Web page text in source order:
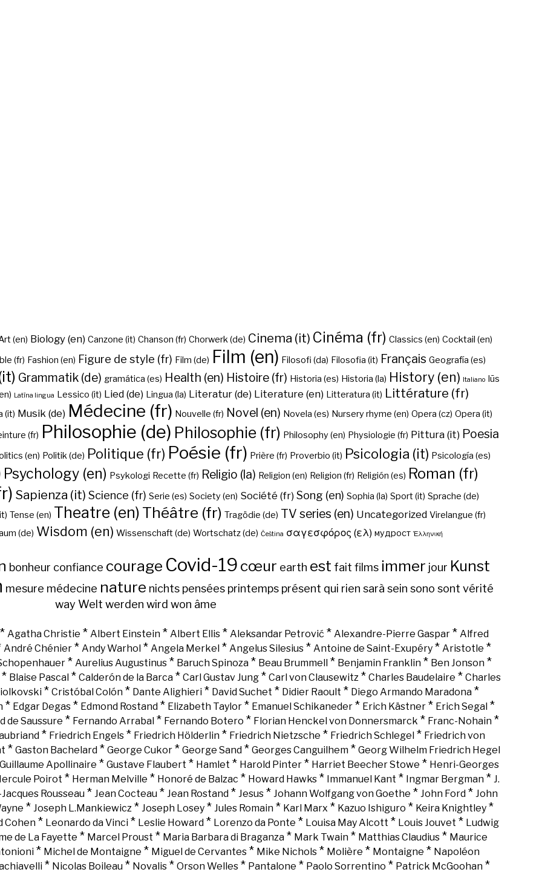
(en) Biology (en) Canzone (it) Chanson (fr) Chorwerk (de) Cinema (it) Cinéma (fr) Classics (en) Cocktail (en)
(fr) Fashion (en) Figure de style (fr) Film (de) Film (en) Filosofi (da) Filosofia (it) Français Geografía (es)
Grammatik (de) gramática (es) Health (en) Histoire (fr) Historia (es) Historia (la) History (en) Italiano
Iūs
Latīna lingua Lessico (it) Lied (de) Lingua (la) Literatur (de) Literature (en) Litteratura (it) Littérature (fr)
(it) Musik (de) Médecine (fr) Nouvelle (fr) Novel (en) Novela (es) Nursery rhyme (en) Opera (cz) Opera (it)
(fr) Philosophie (de) Philosophie (fr) Philosophy (en) Physiologie (fr) Pittura (it) Poesia
(en) Politik (de) Politique (fr) Poésie (fr) Prière (fr) Proverbio (it) Psicologia (it) Psicología (es)
Psychology (en) Psykologi Recette (fr) Religio (la) Religion (en) Religion (fr) Religión (es) Roman (fr)
Sapienza (it) Science (fr) Serie (es) Society (en) Société (fr) Song (en) Sophia (la) Sport (it) Sprache (de)
Tense (en) Theatre (en) Théâtre (fr) Tragödie (de) TV series (en) Uncategorized Virelangue (fr)
(de) Wisdom (en) Wissenschaft (de) Wortschatz (de) Čeština σαγεσφόρος (ελ) мудрост Ἑλληνική
bonheur confiance courage Covid-19 cœur earth est fait films immer jour Kunst
mesure médecine nature nichts pensées printemps présent qui rien sarà sein sono sont vérité
way Welt werden wird won âme
Agatha Christie * Albert Einstein* Albert Ellis* Aleksandar Petrović * Alexandre-Pierre Gaspar* Alfred
André Chénier * Andy Warhol * Angela Merkel * Angelus Silesius * Antoine de Saint-Exupéry * Aristotle *
* Aurelius Augustinus * Baruch Spinoza * Beau Brummell * Benjamin Franklin * Ben Jonson *
* Blaise Pascal * Calderón de la Barca * Carl Gustav Jung * Carl von Clausewitz * Charles Baudelaire * Charles
* Cristóbal Colón * Dante Alighieri * David Suchet * Didier Raoult * Diego Armando Maradona *
* Edgar Degas * Edmond Rostand * Elizabeth Taylor * Emanuel Schikaneder * Erich Kästner * Erich Segal *
de Saussure * Fernando Arrabal * Fernando Botero * Florian Henckel von Donnersmarck * Franc-Nohain *
* Friedrich Engels * Friedrich Hölderlin * Friedrich Nietzsche * Friedrich Schlegel * Friedrich von
* Gaston Bachelard * George Cukor * George Sand * Georges Canguilhem * Georg Wilhelm Friedrich Hegel
Guillaume Apollinaire * Gustave Flaubert * Hamlet * Harold Pinter * Harriet Beecher Stowe * Henri-Georges
Poirot * Herman Melville * Honoré de Balzac * Howard Hawks* Immanuel Kant * Ingmar Bergman* J.
Rousseau * Jean Cocteau * Jean Rostand * Jesus * Johann Wolfgang von Goethe * John Ford * John
* Joseph L.Mankiewicz* Joseph Losey* Jules Romain* Karl Marx * Kazuo Ishiguro * Keira Knightley*
Cohen* Leonardo da Vinci* Leslie Howard* Lorenzo da Ponte * Louisa May Alcott * Louis Jouvet * Ludwig
de La Fayette * Marcel Proust * Maria Barbara di Braganza* Mark Twain* Matthias Claudius* Maurice
* Michel de Montaigne * Miguel de Cervantes* Mike Nichols* Molière * Montaigne * Napoléon
* Nicolas Boileau* Novalis* Orson Welles* Pantalone * Paolo Sorrentino * Patrick McGoohan*